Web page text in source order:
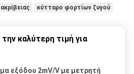
κύτταρο φορτίων ζυγού
καλύτερη τιμή για
εξόδου 2mV/V με μετρητή